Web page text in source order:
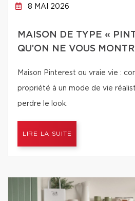
8 MAI 2026
MAISON DE TYPE «
QU’ON NE VOUS
Maison Pinterest ou vraie vie :
propriété à un mode de vie
perdre le look.
LIRE LA SUITE